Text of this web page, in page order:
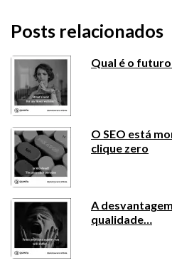
Posts relacionados
Qual é o
O SEO está
clique zero
A
qualidade…